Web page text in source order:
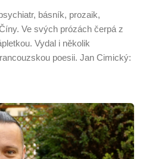
básník, prozaik,
Ve svých prózách čerpá z
Vydal i několik
poesii. Jan Cimický: